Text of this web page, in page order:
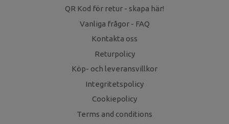
QR Kod för retur - skapa här!
Vanliga frågor - FAQ
Kontakta oss
Returpolicy
Köp- och leveransvillkor
Integritetspolicy
Cookiepolicy
Terms and conditions